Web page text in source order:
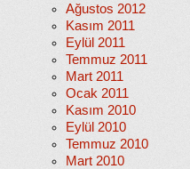
Ağustos 2012
Kasım 2011
Eylül 2011
Temmuz 2011
Mart 2011
Ocak 2011
Kasım 2010
Eylül 2010
Temmuz 2010
Mart 2010